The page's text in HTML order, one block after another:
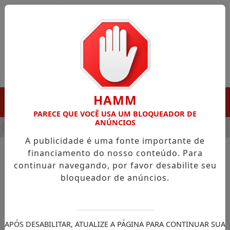
EM PORTO GRANDE COM ATUAÇÃO VOLTADA
NOTÍCIAS/MACAPÁ
Prefeitura de Macapá lança
prevenir e responder ao
HAMM
PARECE QUE VOCÊ USA UM BLOQUEADOR DE
ANÚNCIOS
A publicidade é uma fonte importante de
financiamento do nosso conteúdo. Para
continuar navegando, por favor desabilite seu
bloqueador de anúncios.
APÓS DESABILITAR, ATUALIZE A PÁGINA PARA CONTINUAR SUA